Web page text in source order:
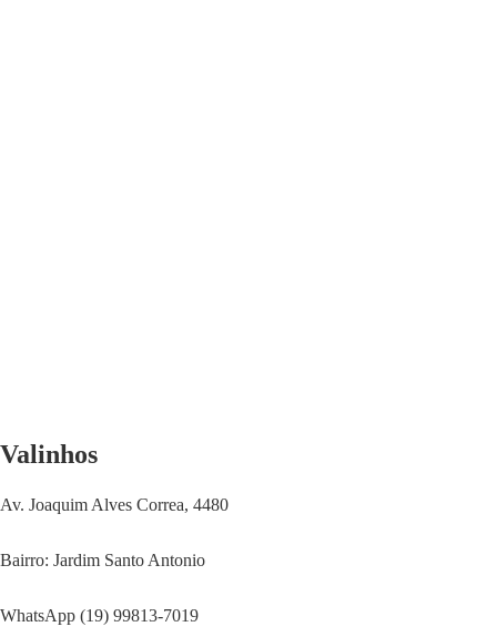
Valinhos
Av. Joaquim Alves Correa, 4480
Bairro: Jardim Santo Antonio
WhatsApp (19) 99813-7019